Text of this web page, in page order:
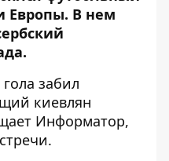
Европы. В нем
забил
киевлян
Информатор,